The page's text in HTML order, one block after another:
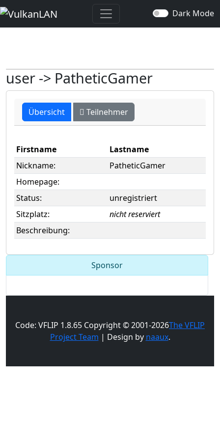
Dark Mode
user -> PatheticGamer
Übersicht Teilnehmer
Firstname
Lastname
Nickname:
PatheticGamer
Homepage:
Status:
unregistriert
Sitzplatz:
nicht reserviert
Beschreibung:
Sponsor
Code: VFLIP 1.8.65 Copyright © 2001-2026The VFLIP
Project Team | Design by naaux.